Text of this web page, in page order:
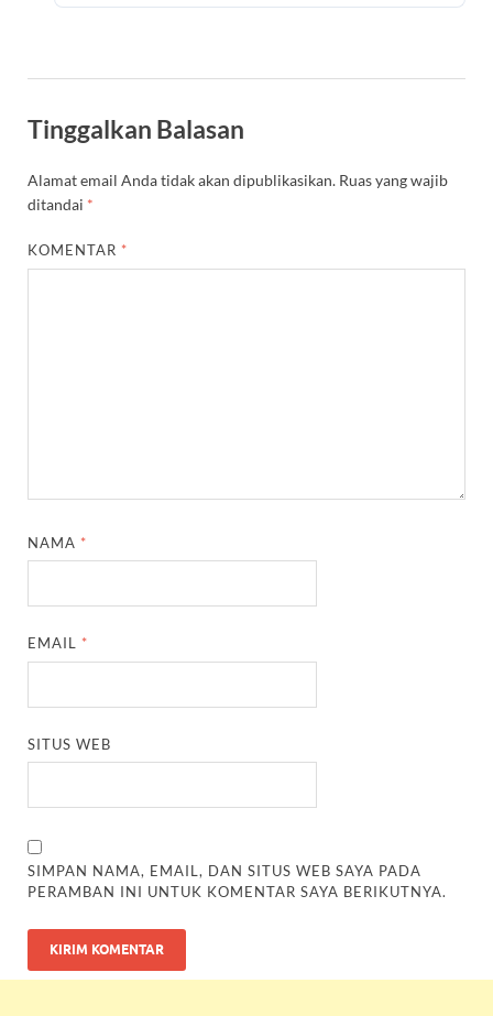
Tinggalkan Balasan
Alamat email Anda tidak akan dipublikasikan. Ruas yang wajib
ditandai *
KOMENTAR *
NAMA *
EMAIL *
SITUS WEB
SIMPAN NAMA, EMAIL, DAN SITUS WEB SAYA PADA
PERAMBAN INI UNTUK KOMENTAR SAYA BERIKUTNYA.